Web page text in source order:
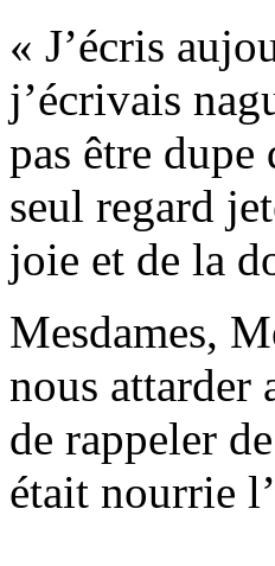
« J’écris
j’écrivais
pas être
seul regard
joie et de la
Mesdames,
nous attarder
de rappeler
était nourrie